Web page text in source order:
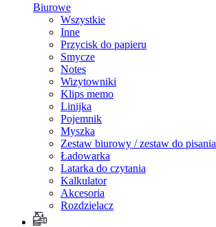
Biurowe
Wszystkie
Inne
Przycisk do papieru
Smycze
Notes
Wizytowniki
Klips memo
Linijka
Pojemnik
Myszka
Zestaw biurowy / zestaw do pisania
Ładowarka
Latarka do czytania
Kalkulator
Akcesoria
Rozdzielacz